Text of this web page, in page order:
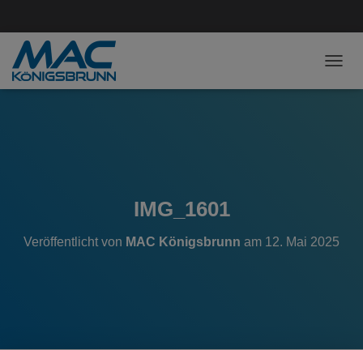
IMG_1601
Veröffentlicht von MAC Königsbrunn am 12. Mai 2025